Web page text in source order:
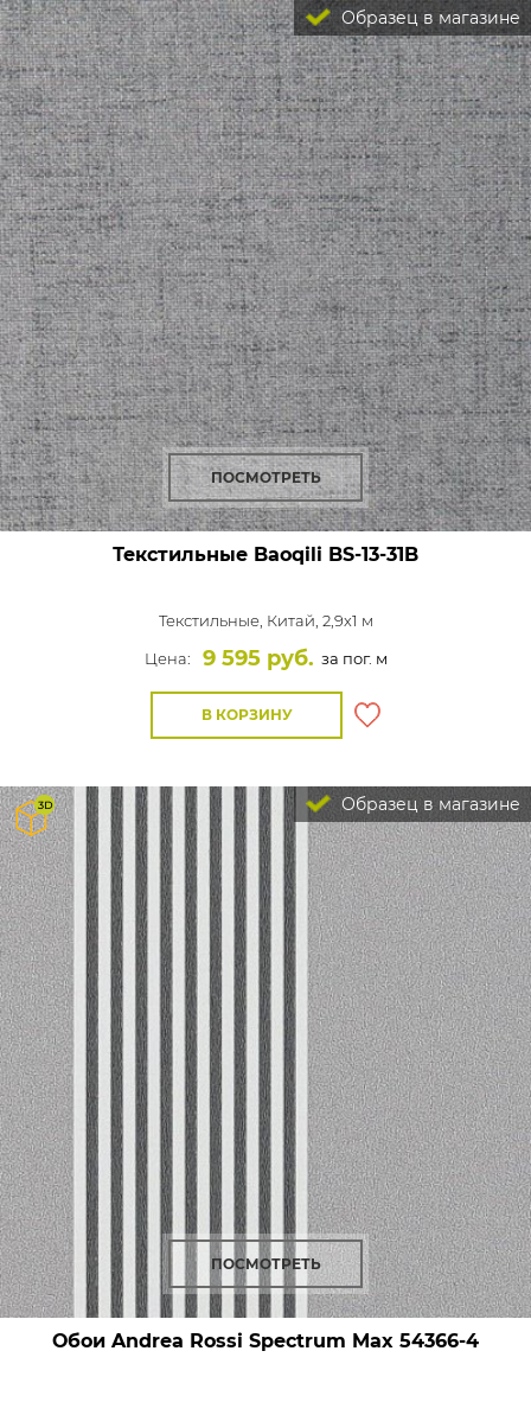
Образец в магазине
ПОСМОТРЕТЬ
Текстильные Baoqili BS-13-31B
Текстильные, Китай, 2,9x1 м
Цена:
9 595 руб. за пог. м
В КОРЗИНУ
Образец в магазине
ПОСМОТРЕТЬ
Обои Andrea Rossi Spectrum Max 54366-4